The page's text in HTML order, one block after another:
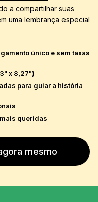
a compartilhar suas
uma lembrança especial
único e sem taxas
x 8,27")
para guiar a história
queridas
mesmo